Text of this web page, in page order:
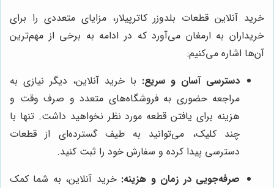
خرید آنلاین قطعات بلدوزر کاترپیلار، مزایای متعددی را برای
خریداران به ارمغان می‌آورد که در ادامه به برخی از مهم‌ترین
آن‌ها اشاره می‌کنیم:
دسترسی آسان و سریع: با خرید آنلاین، دیگر نیازی به
مراجعه حضوری به فروشگاه‌های متعدد و صرف وقت و
هزینه برای یافتن قطعه مورد نظر نخواهید داشت. تنها با
چند کلیک، می‌توانید به طیف گسترده‌ای از قطعات
دسترسی پیدا کرده و سفارش خود را ثبت کنید.
صرفه‌جویی در زمان و هزینه: خرید آنلاین، به شما کمک